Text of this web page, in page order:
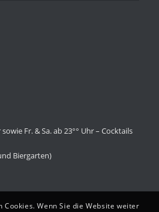
Fr. & Sa. ab 23°° Uhr – Cocktails
Biergarten)
Cookies. Wenn Sie die Website weiter